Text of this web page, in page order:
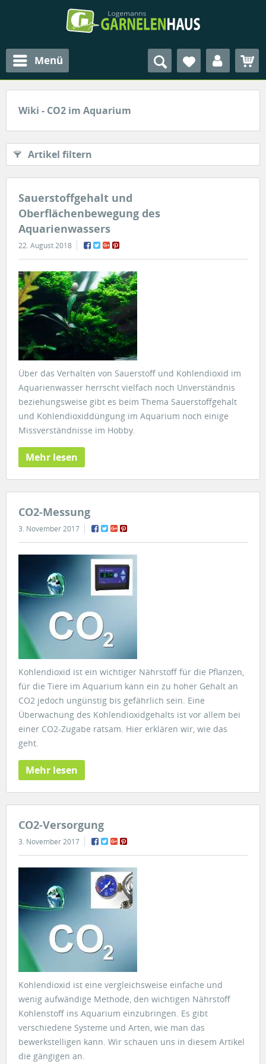
Menü
Wiki - CO2 im Aquarium
Artikel filtern
Sauerstoffgehalt und
Oberflächenbewegung des
Aquarienwassers
22. August 2018
Über das Verhalten von Sauerstoff und Kohlendioxid im
Aquarienwasser herrscht vielfach noch Unverständnis
beziehungsweise gibt es beim Thema Sauerstoffgehalt
und Kohlendioxiddüngung im Aquarium noch einige
Missverständnisse im Hobby.
Mehr lesen
CO2-Messung
3. November 2017
Kohlendioxid ist ein wichtiger Nährstoff für die Pflanzen,
für die Tiere im Aquarium kann ein zu hoher Gehalt an
CO2 jedoch ungünstig bis gefährlich sein. Eine
Überwachung des Kohlendioxidgehalts ist vor allem bei
einer CO2-Zugabe ratsam. Hier erklären wir, wie das
geht.
Mehr lesen
CO2-Versorgung
3. November 2017
Kohlendioxid ist eine vergleichsweise einfache und
wenig aufwändige Methode, den wichtigen Nährstoff
Kohlenstoff ins Aquarium einzubringen. Es gibt
verschiedene Systeme und Arten, wie man das
bewerkstelligen kann. Wir schauen uns in diesem Artikel
die gängigen an.